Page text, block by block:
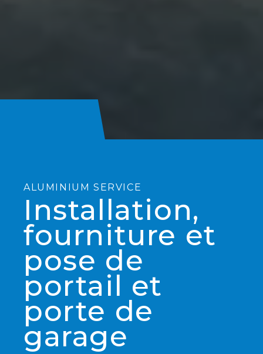
ALUMINIUM SERVICE
Installation,
fourniture et
pose de
portail et
porte de
garage